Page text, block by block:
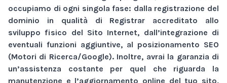
occupiamo di ogni singola fase: dalla registrazione del
dominio in qualità di Registrar accreditato allo
sviluppo fisico del Sito Internet, dall’integrazione di
eventuali funzioni aggiuntive, al posizionamento SEO
(Motori di Ricerca/Google). Inoltre, avrai la garanzia di
un’assistenza costante per quel che riguarda la
manutenzione e l’aggiornamento online del tuo sito,